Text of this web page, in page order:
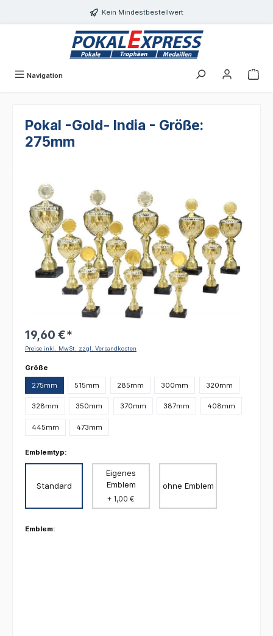
Kein Mindestbestellwert
Navigation
Pokal -Gold- India - Größe:
275mm
Bildergalerie überspringen
19,60 €*
Preise inkl. MwSt. zzgl. Versandkosten
Größe
275mm 515mm 285mm 300mm 320mm
328mm 350mm 370mm 387mm 408mm
445mm 473mm
Emblemtyp:
Standard
Eigenes
Emblem
+ 1,00 €
ohne Emblem
Emblem: